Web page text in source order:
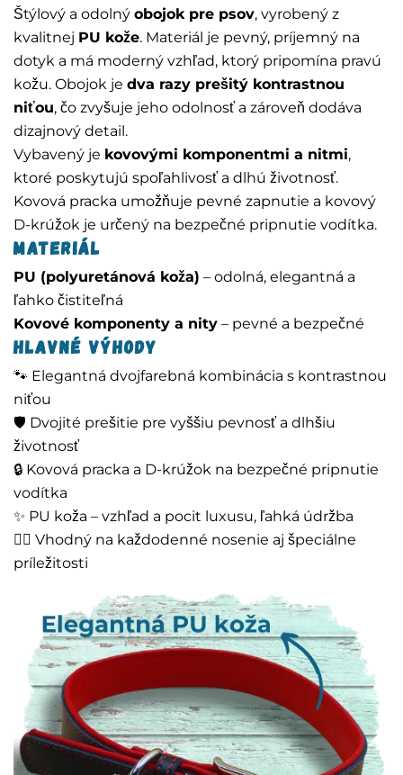
Štýlový a odolný obojok pre psov, vyrobený z
kvalitnej PU kože. Materiál je pevný, príjemný na
dotyk a má moderný vzhľad, ktorý pripomína pravú
kožu. Obojok je dva razy prešitý kontrastnou
niťou, čo zvyšuje jeho odolnosť a zároveň dodáva
dizajnový detail.
Vybavený je kovovými komponentmi a nitmi,
ktoré poskytujú spoľahlivosť a dlhú životnosť.
Kovová pracka umožňuje pevné zapnutie a kovový
D-krúžok je určený na bezpečné pripnutie vodítka.
Materiál
PU (polyuretánová koža) – odolná, elegantná a
ľahko čistiteľná
Kovové komponenty a nity – pevné a bezpečné
Hlavné výhody
🐾 Elegantná dvojfarebná kombinácia s kontrastnou
niťou
🛡️ Dvojité prešitie pre vyššiu pevnosť a dlhšiu
životnosť
🔒 Kovová pracka a D-krúžok na bezpečné pripnutie
vodítka
✨ PU koža – vzhľad a pocit luxusu, ľahká údržba
🚶‍♂️ Vhodný na každodenné nosenie aj špeciálne
príležitosti